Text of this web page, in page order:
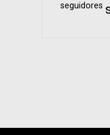
seguidores